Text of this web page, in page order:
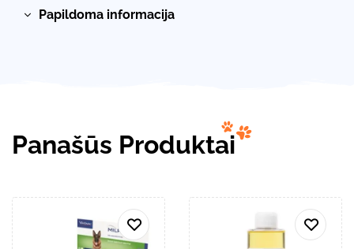
Papildoma informacija
Panašūs Produktai